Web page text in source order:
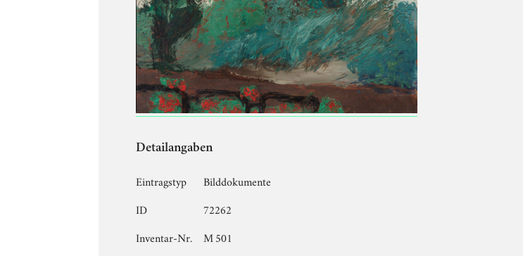
Detailangaben
Eintragstyp
Bilddokumente
ID
72262
Inventar-Nr.
M 501